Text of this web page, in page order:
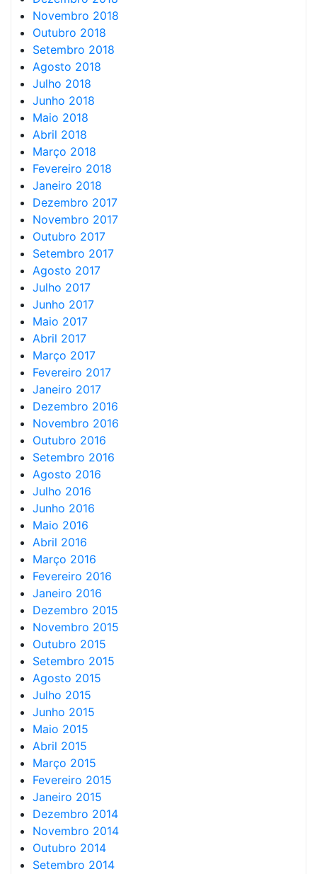
Novembro 2018
Outubro 2018
Setembro 2018
Agosto 2018
Julho 2018
Junho 2018
Maio 2018
Abril 2018
Março 2018
Fevereiro 2018
Janeiro 2018
Dezembro 2017
Novembro 2017
Outubro 2017
Setembro 2017
Agosto 2017
Julho 2017
Junho 2017
Maio 2017
Abril 2017
Março 2017
Fevereiro 2017
Janeiro 2017
Dezembro 2016
Novembro 2016
Outubro 2016
Setembro 2016
Agosto 2016
Julho 2016
Junho 2016
Maio 2016
Abril 2016
Março 2016
Fevereiro 2016
Janeiro 2016
Dezembro 2015
Novembro 2015
Outubro 2015
Setembro 2015
Agosto 2015
Julho 2015
Junho 2015
Maio 2015
Abril 2015
Março 2015
Fevereiro 2015
Janeiro 2015
Dezembro 2014
Novembro 2014
Outubro 2014
Setembro 2014